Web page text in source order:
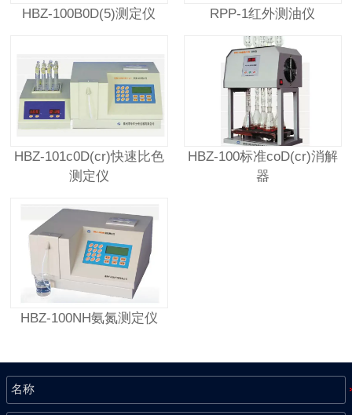
HBZ-100B0D(5)测定仪 RPP-1红外测油仪
HBZ-101c0D(cr)快速比色
测定仪
HBZ-100标准coD(cr)消解
器
HBZ-100NH氨氮测定仪